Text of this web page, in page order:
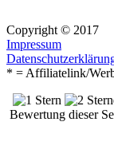
Copyright © 2017
Impressum
* = Affiliatelink/
Bewertung dieser